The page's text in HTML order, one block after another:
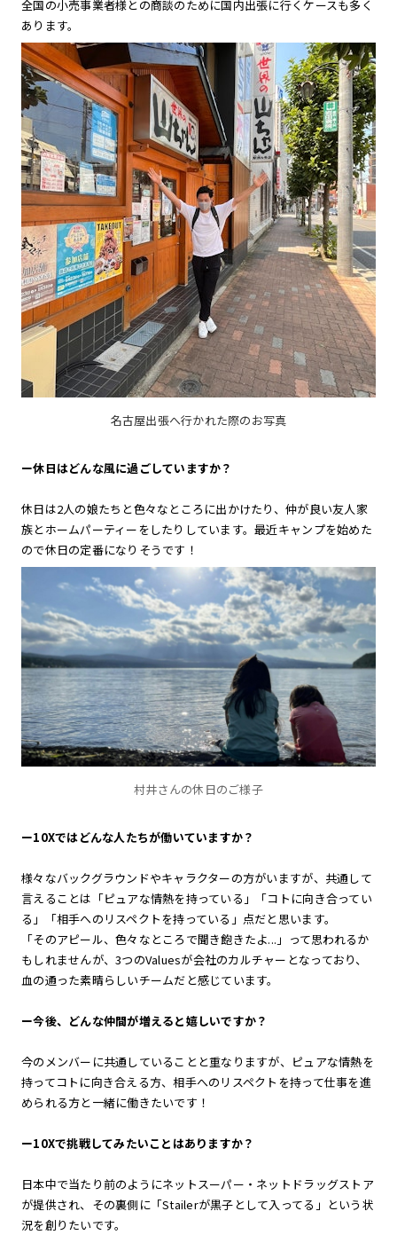
全国の小売事業者様との商談のために国内出張に行くケースも多く
あります。
名古屋出張へ行かれた際のお写真
ー休日はどんな風に過ごしていますか？
休日は2人の娘たちと色々なところに出かけたり、仲が良い友人家
族とホームパーティーをしたりしています。最近キャンプを始めた
ので休日の定番になりそうです！
村井さんの休日のご様子
ー10Xではどんな人たちが働いていますか？
様々なバックグラウンドやキャラクターの方がいますが、共通して
言えることは「ピュアな情熱を持っている」「コトに向き合ってい
る」「相手へのリスペクトを持っている」点だと思います。
「そのアピール、色々なところで聞き飽きたよ...」って思われるか
もしれませんが、3つのValuesが会社のカルチャーとなっており、
血の通った素晴らしいチームだと感じています。
ー今後、どんな仲間が増えると嬉しいですか？
今のメンバーに共通していることと重なりますが、ピュアな情熱を
持ってコトに向き合える方、相手へのリスペクトを持って仕事を進
められる方と一緒に働きたいです！
ー10Xで挑戦してみたいことはありますか？
日本中で当たり前のようにネットスーパー・ネットドラッグストア
が提供され、その裏側に「Stailerが黒子として入ってる」という状
況を創りたいです。